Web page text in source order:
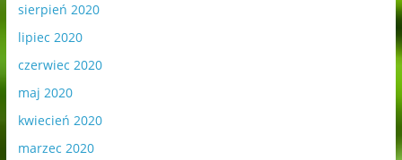
sierpień 2020
lipiec 2020
czerwiec 2020
maj 2020
kwiecień 2020
marzec 2020